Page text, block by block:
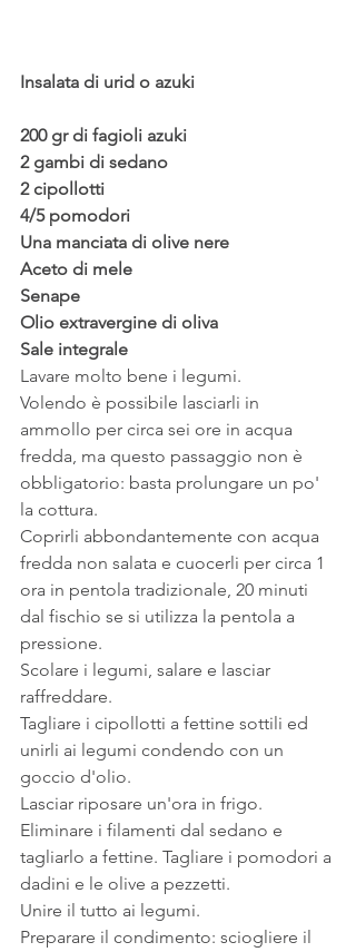
Insalata di urid o azuki
200 gr di fagioli azuki
2 gambi di sedano
2 cipollotti
4/5 pomodori
Una manciata di olive nere
Aceto di mele
Senape
Olio extravergine di oliva
Sale integrale
Lavare molto bene i legumi.
Volendo è possibile lasciarli in
ammollo per circa sei ore in acqua
fredda, ma questo passaggio non è
obbligatorio: basta prolungare un po'
la cottura.
Coprirli abbondantemente con acqua
fredda non salata e cuocerli per circa 1
ora in pentola tradizionale, 20 minuti
dal fischio se si utilizza la pentola a
pressione.
Scolare i legumi, salare e lasciar
raffreddare.
Tagliare i cipollotti a fettine sottili ed
unirli ai legumi condendo con un
goccio d'olio.
Lasciar riposare un'ora in frigo.
Eliminare i filamenti dal sedano e
tagliarlo a fettine. Tagliare i pomodori a
dadini e le olive a pezzetti.
Unire il tutto ai legumi.
Preparare il condimento: sciogliere il